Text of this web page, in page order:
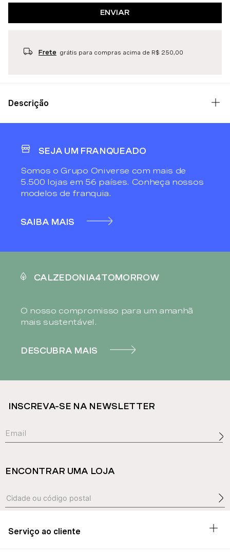
ENVIAR
Frete grátis para compras acima de R$ 250,00
Descrição
SEJA UM FRANQUEADO
Somos o Grupo Oniverse com mais de
5.500 lojas em 56 países. Conheça nossos
modelos de franquia.
SAIBA MAIS
CALZEDONIA4TOMORROW
O nosso compromisso para um amanhã
mais sustentável.
DESCUBRA MAIS
INSCREVA-SE NA NEWSLETTER
ENCONTRAR UMA LOJA
Serviço ao cliente